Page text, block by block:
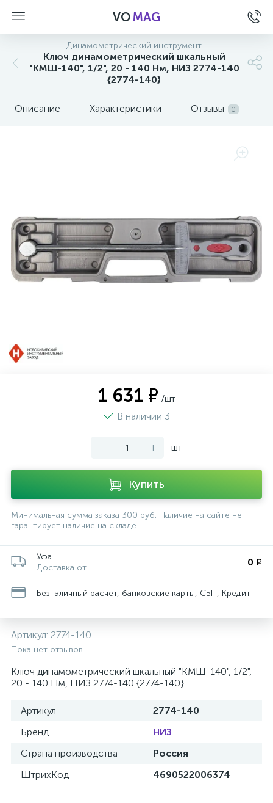
VOMAG
Динамометрический инструмент
Ключ динамометрический шкальный
"КМШ-140", 1/2", 20 - 140 Нм, НИЗ 2774-140
{2774-140}
Описание Характеристики Отзывы 0
1 631 ₽ /шт
В наличии 3
- + шт
Купить
Минимальная сумма заказа 300 руб. Наличие на сайте не
гарантирует наличие на складе.
Уфа
Доставка от
0 ₽
Безналичный расчет, банковские карты, СБП, Кредит
Артикул: 2774-140
Пока нет отзывов
Ключ динамометрический шкальный "КМШ-140", 1/2",
20 - 140 Нм, НИЗ 2774-140 {2774-140}
Артикул
2774-140
Бренд
НИЗ
Страна производства
Россия
ШтрихКод
4690522006374